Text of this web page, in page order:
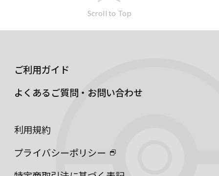
Scroll to Top
ご利用ガイド
よくあるご質問・お問い合わせ
利用規約
プライバシーポリシー